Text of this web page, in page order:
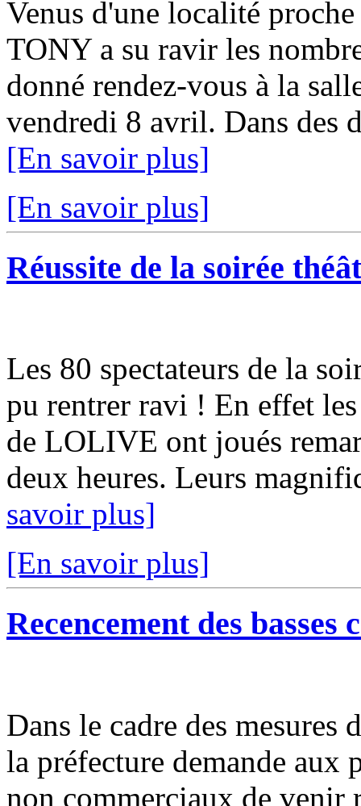
Venus d'une localité
TONY a su ravir les
donné rendez-vous à la
vendredi 8 avril. Dans des
[En savoir plus]
[En savoir plus]
Réussite de la soirée
Les 80 spectateurs de la
pu rentrer ravi ! En effet
de LOLIVE ont joués
deux heures. Leurs
savoir plus]
[En savoir plus]
Recencement des basses
Dans le cadre des
la préfecture demande aux
non commerciaux de venir